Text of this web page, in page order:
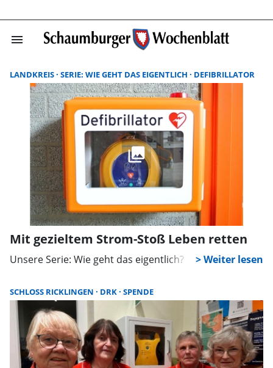
menu
LANDKREIS SERIE: WIE GEHT DAS EIGENTLICH DEFIBRILLATOR
Mit gezieltem Strom-Stoß Leben retten
Unsere Serie: Wie geht das eigentlich?
SCHLOSS RICKLINGEN DRK SPENDE